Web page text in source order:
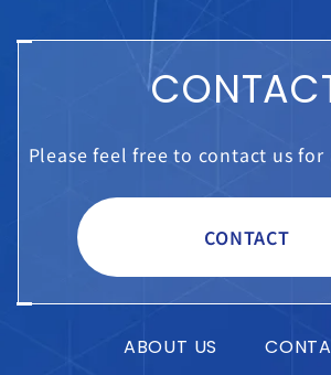
Please feel free to contact us
CONTACT
ABOUT US